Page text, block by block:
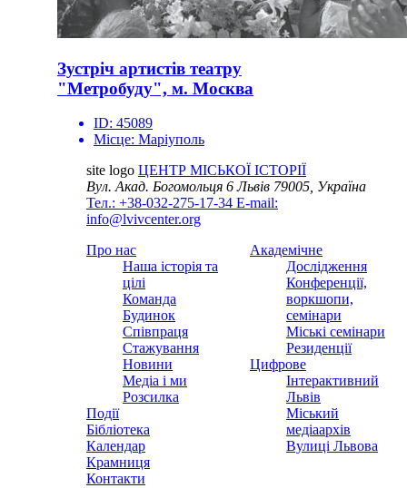
Зустріч артистів театру
"Метробуду", м. Москва
ID: 45089
Місце: Маріуполь
site logo ЦЕНТР МІСЬКОЇ ІСТОРІЇ
Вул. Акад. Богомольця 6Львів 79005, Україна
Тел.: +38-032-275-17-34 E-mail:
info@lvivcenter.org
Про нас
Наша історія та
цілі
Команда
Будинок
Співпраця
Стажування
Новини
Медіа і ми
Розсилка
Події
Бібліотека
Календар
Крамниця
Контакти
Академічне
Дослідження
Конференції,
воркшопи,
семінари
Міські семінари
Резиденції
Цифрове
Інтерактивний
Львів
Міський
медіаархів
Вулиці Львова